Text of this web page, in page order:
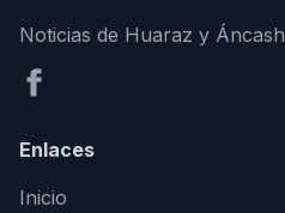
Noticias de Huaraz y Áncash
Enlaces
Inicio